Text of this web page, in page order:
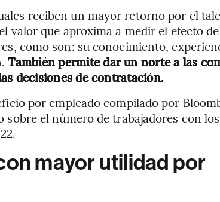
reciben un mayor retorno por el
valor que aproxima a medir el efecto
como son: su conocimiento,
También permite dar un norte a las
decisiones de contratación.
por empleado compilado por
el número de trabajadores con
mayor utilidad por